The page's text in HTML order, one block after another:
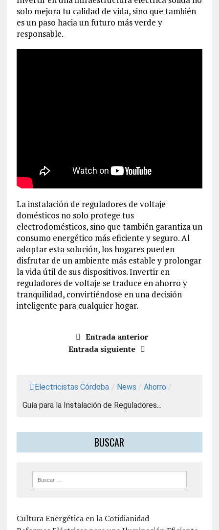
solo mejora tu calidad de vida, sino que también
es un paso hacia un futuro más verde y
responsable.
La instalación de reguladores de voltaje
domésticos no solo protege tus
electrodomésticos, sino que también garantiza un
consumo energético más eficiente y seguro. Al
adoptar esta solución, los hogares pueden
disfrutar de un ambiente más estable y prolongar
la vida útil de sus dispositivos. Invertir en
reguladores de voltaje se traduce en ahorro y
tranquilidad, convirtiéndose en una decisión
inteligente para cualquier hogar.
Entrada anterior
Entrada siguiente
Electricistas Córdoba / News / Ahorro /
Guía para la Instalación de Reguladores...
BUSCAR
Cultura Energética en la Cotidianidad